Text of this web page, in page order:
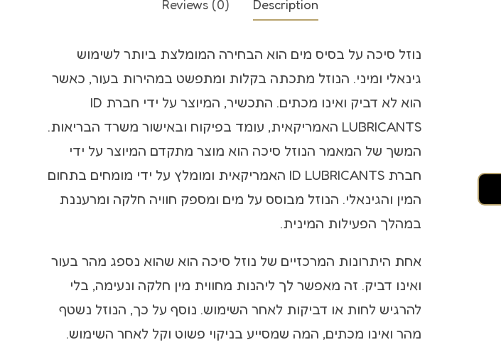
שוט לסקס
Description
Reviews (0)
נוזל סיכה על בסיס מים הוא הבחירה המומלצת ביותר לשימוש
גינאלי ומיני. הנוזל מתכתה בקלות ומתפשט במהירות בעור, כאשר
הוא לא דביק ואינו מכתים. התכשיר, המיוצר על ידי חברת ID
LUBRICANTS האמריקאית, עומד בפיקוח ובאישור משרד הבריאות.
המשך של המאמר הנוזל סיכה הוא מוצר מתקדם המיוצר על ידי
חברת ID LUBRICANTS האמריקאית ומומלץ על ידי מומחים בתחום
המין והגינאלי. הנוזל מבוסס על מים ומספק חוויה חלקה ומרעננת
במהלך הפעילות המינית.
אחת היתרונות המרכזיים של נוזל סיכה הוא שהוא נספג מהר בעור
ואינו דביק. זה מאפשר לך ליהנות מחווית מין חלקה ונעימה, בלי
להרגיש לחות או דביקות לאחר השימוש. נוסף על כך, הנוזל נשטף
מהר ואינו מכתים, המה שמסייע בניקוי פשוט וקל לאחר השימוש.